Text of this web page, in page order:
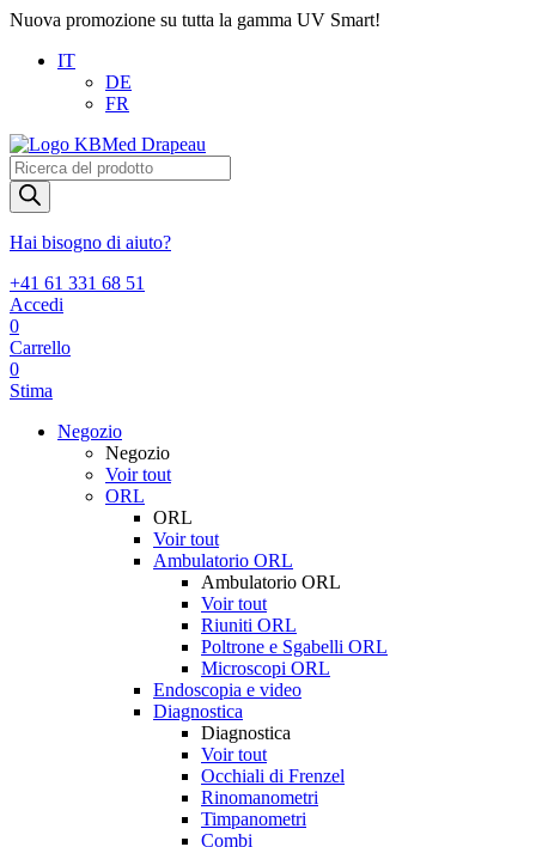
Nuova promozione su tutta la gamma UV Smart!
IT
DE
FR
Products
search
Hai bisogno di aiuto?
+41 61 331 68 51
Accedi
0
Carrello
0
Stima
Negozio
Negozio
Voir tout
ORL
ORL
Voir tout
Ambulatorio ORL
Ambulatorio ORL
Voir tout
Riuniti ORL
Poltrone e Sgabelli ORL
Microscopi ORL
Endoscopia e video
Diagnostica
Diagnostica
Voir tout
Occhiali di Frenzel
Rinomanometri
Timpanometri
Combi